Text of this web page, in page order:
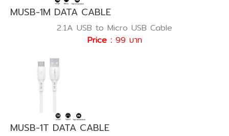
MUSB-1M DATA CABLE
2.1A USB to Micro USB Cable
Price : 99 บาท
MUSB-1T DATA CABLE